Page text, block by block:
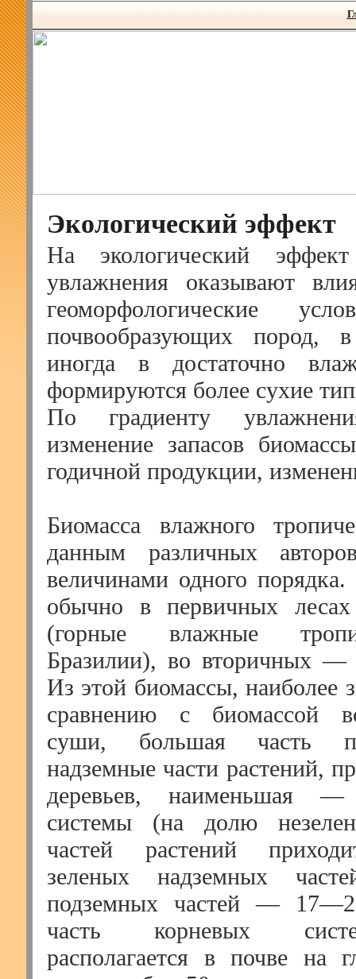
Экологический эффект
На экологический эффект
увлажнения оказывают
геоморфологические
почвообразующих пород,
иногда в достаточно
формируются более сухие
По градиенту
изменение запасов
годичной продукции,
Биомасса влажного
данным различных
величинами одного порядка.
обычно в первичных
(горные влажные
Бразилии), во вторичных
Из этой биомассы, наиболее
сравнению с биомассой
суши, большая часть
надземные части растений,
деревьев, наименьшая
системы (на долю
частей растений
зеленых надземных
подземных частей —
часть корневых
располагается в почве на